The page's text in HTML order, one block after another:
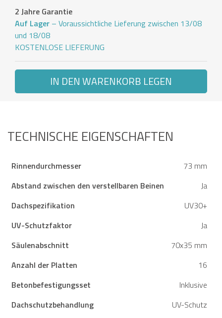
2 Jahre Garantie
Auf Lager – Voraussichtliche Lieferung zwischen 13/08
und 18/08
KOSTENLOSE LIEFERUNG
IN DEN WARENKORB LEGEN
TECHNISCHE EIGENSCHAFTEN
Rinnendurchmesser
73 mm
Abstand zwischen den verstellbaren Beinen
Ja
Dachspezifikation
UV30+
UV-Schutzfaktor
Ja
Säulenabschnitt
70x35 mm
Anzahl der Platten
16
Betonbefestigungsset
Inklusive
Dachschutzbehandlung
UV-Schutz